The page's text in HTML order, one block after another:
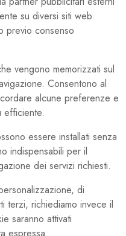
su diversi siti web.
previo consenso
vengono memorizzati sul
Consentono al
alcune preferenze e
efficiente.
essere installati senza
indispensabili per il
dei servizi richiesti.
di
terzi, richiediamo invece il
saranno attivati